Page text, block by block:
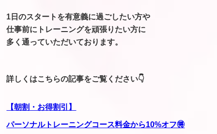
1日のスタートを有意義に過ごしたい方や
仕事前にトレーニングを頑張りたい方に
多く通っていただいております。
詳しくはこちらの記事をご覧ください👇
【朝割・お得割引】
パーソナルトレーニングコース料金から10%オフ🉐